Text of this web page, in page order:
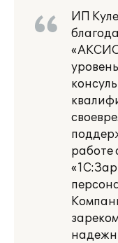
ИП
работе